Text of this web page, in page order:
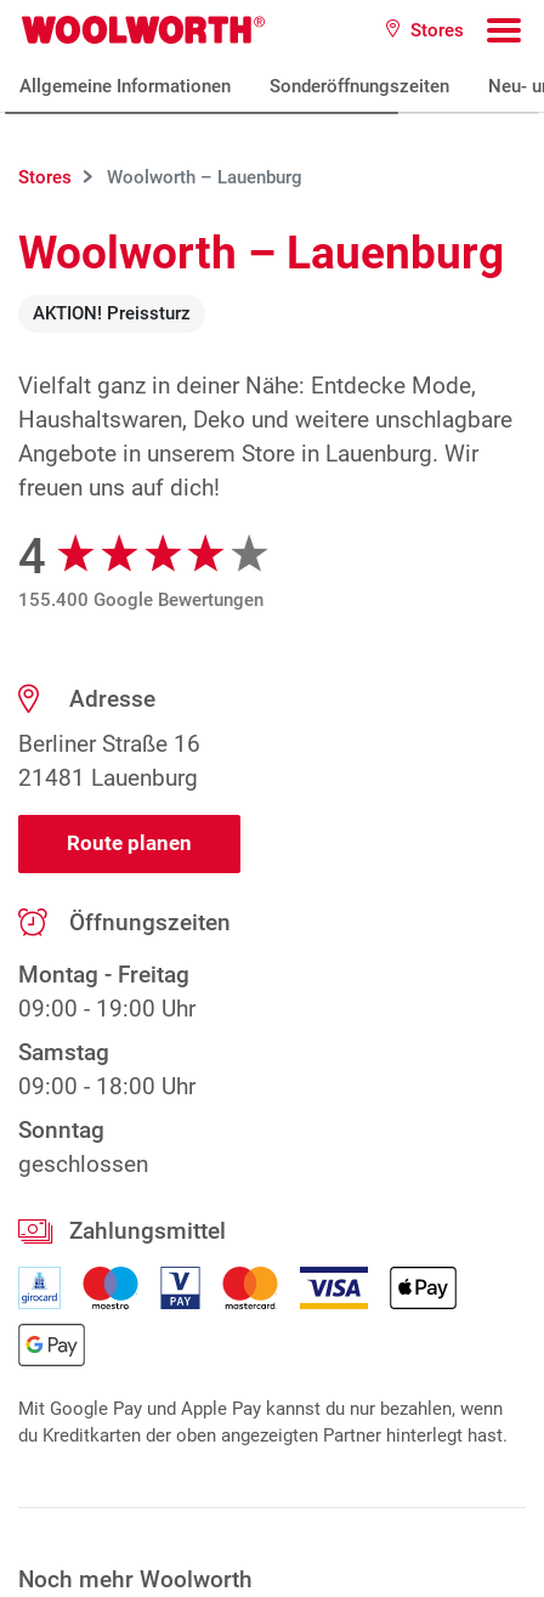
Zum Hauptinhalt
Woolworth GmbH Stores
Allgemeine Informationen Sonderöffnungszeiten Neu-
Stores Woolworth – Lauenburg
Woolworth – Lauenburg
AKTION! Preissturz
Vielfalt ganz in deiner Nähe: Entdecke Mode,
Haushaltswaren, Deko und weitere unschlagbare
Angebote in unserem Store in Lauenburg. Wir
freuen uns auf dich!
Google Bewertungen
4
155.400 Google Bewertungen
Adresse
Berliner Straße 16
21481 Lauenburg
Route planen
Öffnungszeiten
Montag - Freitag
09:00 - 19:00 Uhr
Samstag
09:00 - 18:00 Uhr
Sonntag
geschlossen
Zahlungsmittel
Mit Google Pay und Apple Pay kannst du nur bezahlen, wenn
du Kreditkarten der oben angezeigten Partner hinterlegt hast.
Noch mehr Woolworth